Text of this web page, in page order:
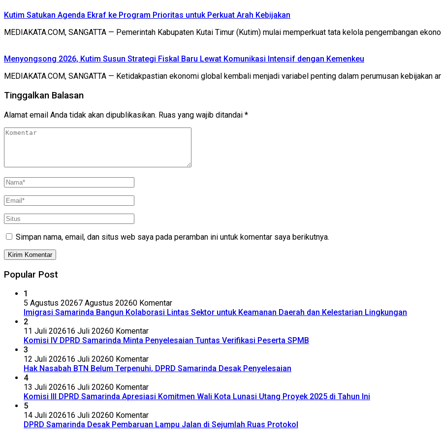
Kutim Satukan Agenda Ekraf ke Program Prioritas untuk Perkuat Arah Kebijakan
MEDIAKATA.COM, SANGATTA — Pemerintah Kabupaten Kutai Timur (Kutim) mulai memperkuat tata kelola pengembangan
Menyongsong 2026, Kutim Susun Strategi Fiskal Baru Lewat Komunikasi Intensif dengan Kemenkeu
MEDIAKATA.COM, SANGATTA — Ketidakpastian ekonomi global kembali menjadi variabel penting dalam perumusan kebijakan
Tinggalkan Balasan
Alamat email Anda tidak akan dipublikasikan. Ruas yang wajib ditandai *
Simpan nama, email, dan situs web saya pada peramban ini untuk komentar saya berikutnya.
Popular Post
1
5 Agustus 20267 Agustus 20260 Komentar
Imigrasi Samarinda Bangun Kolaborasi Lintas Sektor untuk Keamanan Daerah dan Kelestarian Lingkungan
2
11 Juli 202616 Juli 20260 Komentar
Komisi IV DPRD Samarinda Minta Penyelesaian Tuntas Verifikasi Peserta SPMB
3
12 Juli 202616 Juli 20260 Komentar
Hak Nasabah BTN Belum Terpenuhi, DPRD Samarinda Desak Penyelesaian
4
13 Juli 202616 Juli 20260 Komentar
Komisi III DPRD Samarinda Apresiasi Komitmen Wali Kota Lunasi Utang Proyek 2025 di Tahun Ini
5
14 Juli 202616 Juli 20260 Komentar
DPRD Samarinda Desak Pembaruan Lampu Jalan di Sejumlah Ruas Protokol